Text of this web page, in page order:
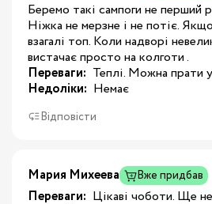
Беремо такі сампоги не перший
Ніжка не мерзне і не потіє.
взагалі топ. Коли надворі
вистачає просто на колготи .
Переваги: Теплі. Можна прати
Недоліки: Немає
Відповісти
Мария Михеева Вже придбав
Переваги: Цікаві чоботи. Ще